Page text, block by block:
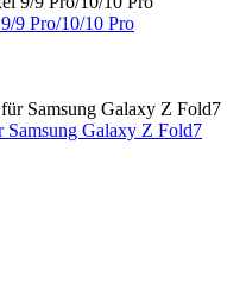
9 Pro/10/10 Pro
Galaxy Z Fold7